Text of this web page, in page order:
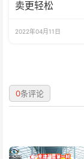
卖更轻松
2022年04月11日
0条评论